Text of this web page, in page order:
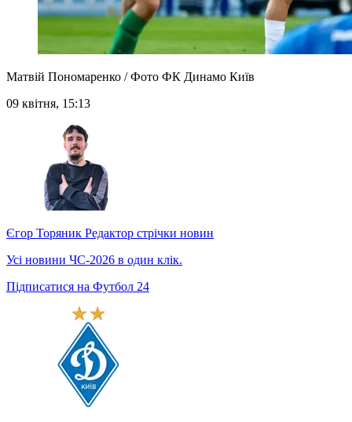
Матвій Пономаренко / Фото ФК Динамо Київ
09 квітня, 15:13
Єгор Торяник Редактор стрічки новин
Усі новини ЧС-2026 в один клік.
Підписатися на Футбол 24